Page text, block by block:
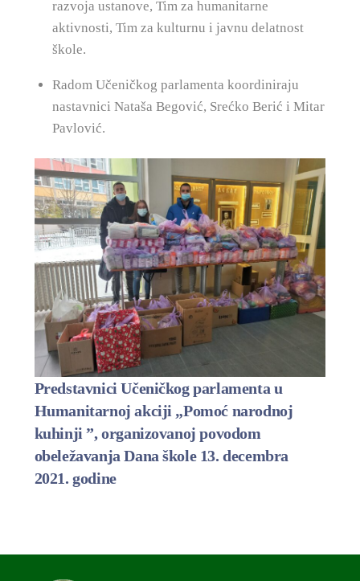
razvoja ustanove, Tim za humanitarne
aktivnosti, Tim za kulturnu i javnu delatnost
škole.
Radom Učeničkog parlamenta koordiniraju
nastavnici Nataša Begović, Srećko Berić i Mitar
Pavlović.
Predstavnici Učeničkog parlamenta u
Humanitarnoj akciji „Pomoć narodnoj
kuhinji ”, organizovanoj povodom
obeležavanja Dana škole 13. decembra
2021. godine